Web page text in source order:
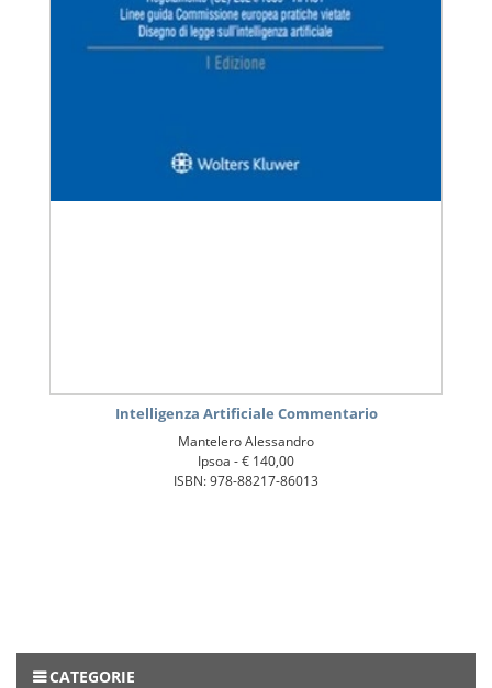
Intelligenza Artificiale Commentario
Mantelero Alessandro
Ipsoa -€ 140,00
ISBN: 978-88217-86013
CATEGORIE